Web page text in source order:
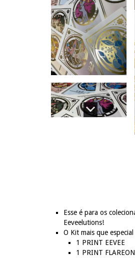
Esse é para os
Eeveelutions!
O Kit mais que
1 PRINT EEVEE
1 PRINT FLAREON